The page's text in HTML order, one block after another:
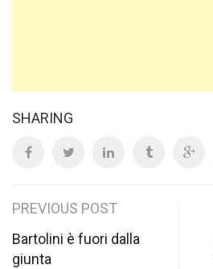
SHARING
Post
navigation
PREVIOUS POST
Bartolini è fuori dalla
giunta